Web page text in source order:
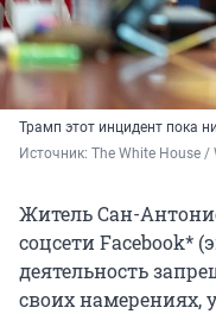
Трамп этот инцидент пока
Источник: The White House /
Житель Сан-
соцсети Facebook*
деятельность
своих намерениях,